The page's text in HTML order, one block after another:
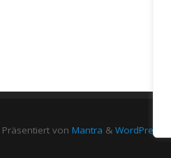
von Mantra & WordPress.